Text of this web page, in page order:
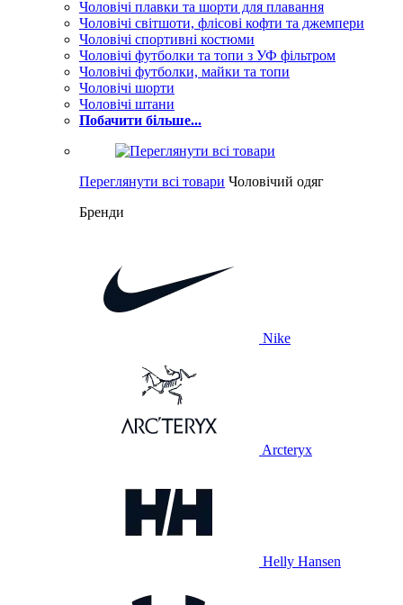
Чоловічі плавки та шорти для плавання
Чоловічі світшоти, флісові кофти та джемпери
Чоловічі спортивні костюми
Чоловічі футболки та топи з УФ фільтром
Чоловічі футболки, майки та топи
Чоловічі шорти
Чоловічі штани
Побачити більше...
Переглянути всі товари Чоловічий одяг
Бренди
Nike
Arcteryx
Helly Hansen